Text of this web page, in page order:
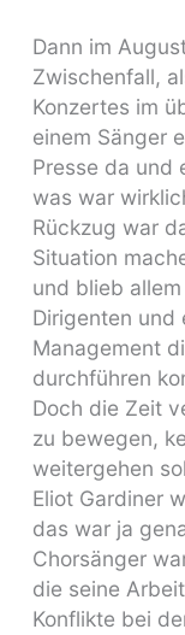
Dann im
Zwischenfall,
Konzertes im
einem Sänger
Presse da und
was war
Rückzug war
Situation
und blieb
Dirigenten und
Management
durchführen
Doch die Zeit
zu bewegen,
weitergehen
Eliot Gardiner
das war ja
Chorsänger
die seine
Konflikte bei